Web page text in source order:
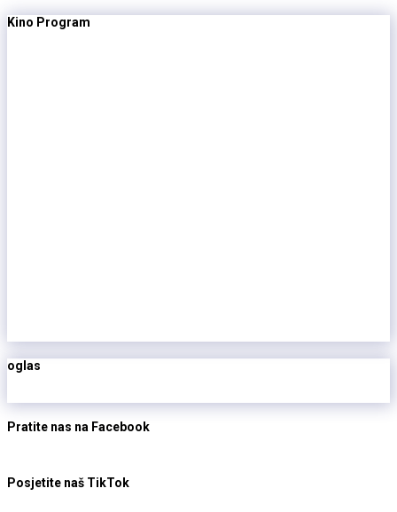
Kino Program
oglas
Pratite nas na Facebook
Posjetite naš TikTok